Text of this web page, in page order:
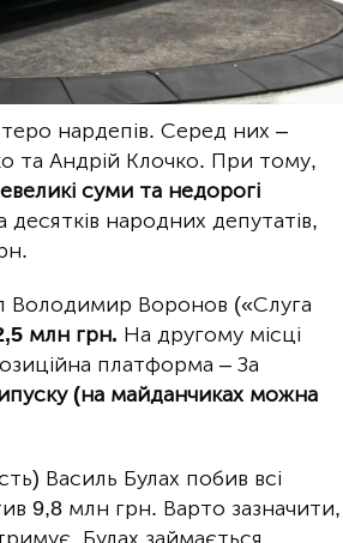
нардепів. Серед них –
та Андрій Клочко. При тому,
суми та недорогі
десятків народних депутатів,
Володимир Воронов («Слуга
млн грн. На другому місці
платформа – За
(на майданчиках можна
Василь Булах побив всі
9,8 млн грн. Варто зазначити,
Булах займається